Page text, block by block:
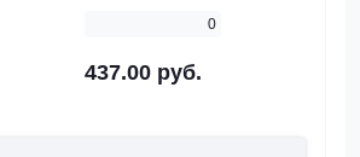
0
437.00 руб.